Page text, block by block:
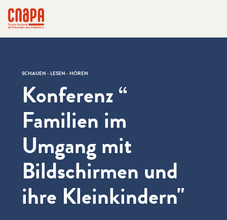
cnapa
SCHAUEN - LESEN - HÖREN
Konferenz ​“
Familien im
Umgang mit
Bildschirmen und
ihre Kleinkindern"